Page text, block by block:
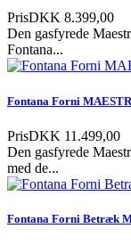
PrisDKK 8.399,00
Den gasfyrede
Fontana...
Fontana Forni
PrisDKK 11.499,00
Den gasfyrede
med de...
Fontana Forni Betræk